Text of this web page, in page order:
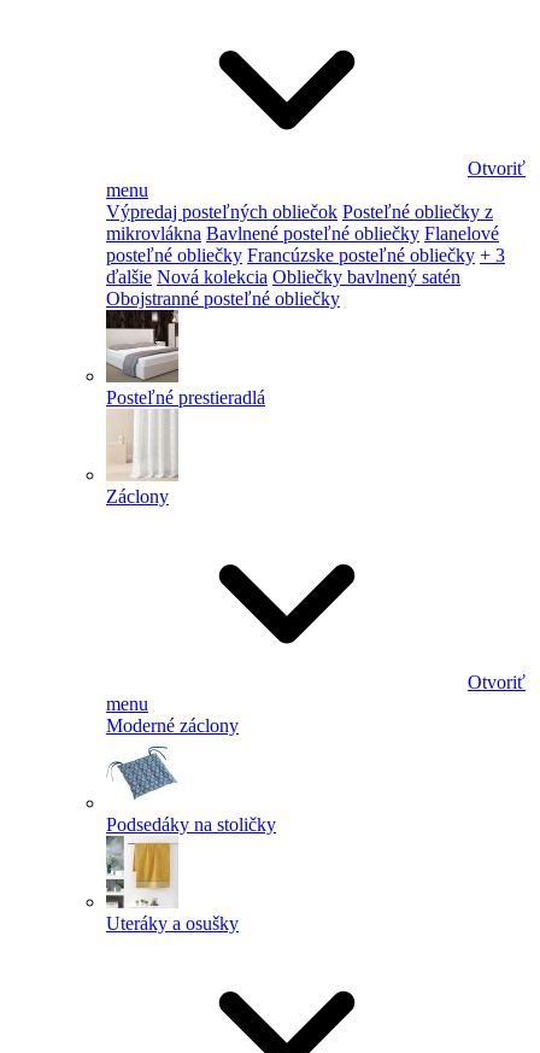
Otvoriť
menu
Výpredaj posteľných obliečok Posteľné obliečky z
mikrovlákna Bavlnené posteľné obliečky Flanelové
posteľné obliečky Francúzske posteľné obliečky + 3
ďalšie Nová kolekcia Obliečky bavlnený satén
Obojstranné posteľné obliečky
Posteľné prestieradlá
Záclony
Otvoriť
menu
Moderné záclony
Podsedáky na stoličky
Uteráky a osušky